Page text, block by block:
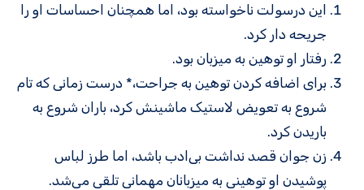
این درسولت ناخواسته بود، اما همچنان احساسات او را
جریحه دار کرد.
رفتار او توهین به میزبان بود.
برای اضافه کردن توهین به جراحت،* درست زمانی که تام
شروع به تعویض لاستیک ماشینش کرد، باران شروع به
باریدن کرد.
زن جوان قصد نداشت بی‌ادب باشد، اما طرز لباس
پوشیدن او توهینی به میزبانان مهمانی تلقی می‌شد.